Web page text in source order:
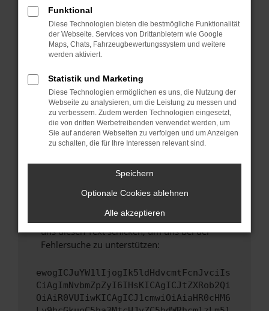
anderen Browser oder in einem privaten
Fenster?
Starte dein Gerät neu.
Das kann manchmal helfen, vorübergehende
Stelle sicher, dass dein Browser und dein
Betriebssystem auf dem neuesten Stand
sind.
Veraltete Software birgt nicht nur ein
Sicherheitsrisiko, sondern kann auch dazu
führen, dass bestimmte Funktionen nicht mehr
unterstützt werden.
Wende dich an den Webseitenbetreiber.
Wenn du alle oben genannten Schritte versucht
versuchen, das Problem zu beheben. Du kannst
uns diesen Text schicken, um uns bei der
Fehlersuche zu unterstützen:
ewogICJuYW1lIjogIk5ldHdvcmtFcnJvciIs
CiAgImNvbmZpZyI6IHsKICAgICJtZXRob2Qi
OiAiR0VUIiwKICAgICJ1cmwiOiAiaHR0cHM6
Funktional
Diese Technologien bieten die bestmögliche Funktionalität
der Webseite. Services von Drittanbietern wie Google
Maps, Chats, Fahrzeugbewertungssystem und weitere
werden aktiviert.
Statistik und Marketing
Diese Technologien ermöglichen es uns, die Nutzung der
Webseite zu analysieren, um die Leistung zu messen und
zu verbessern. Zudem werden Technologien eingesetzt,
die von dritten Werbetreibenden verwendet werden, um
Sie auf anderen Webseiten zu verfolgen und um Anzeigen
zu schalten, die für Ihre Interessen relevant sind.
Speichern
Optionale Cookies ablehnen
Alle akzeptieren